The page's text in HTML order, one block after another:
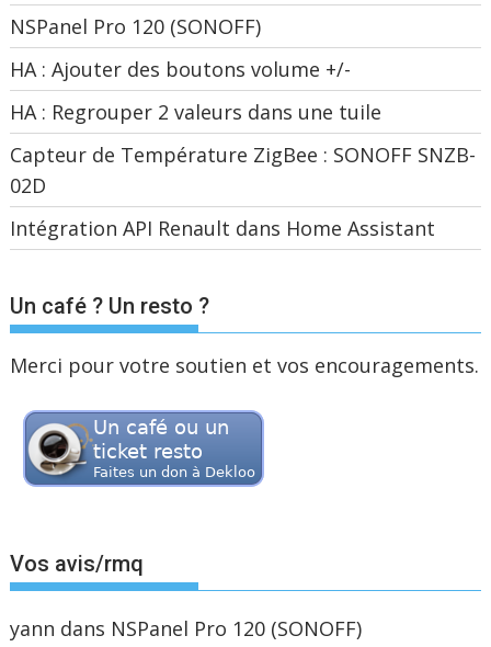
NSPanel Pro 120 (SONOFF)
HA : Ajouter des boutons volume +/-
HA : Regrouper 2 valeurs dans une tuile
Capteur de Température ZigBee : SONOFF SNZB-
02D
Intégration API Renault dans Home Assistant
Un café ? Un resto ?
Merci pour votre soutien et vos encouragements.
Vos avis/rmq
yann dans NSPanel Pro 120 (SONOFF)